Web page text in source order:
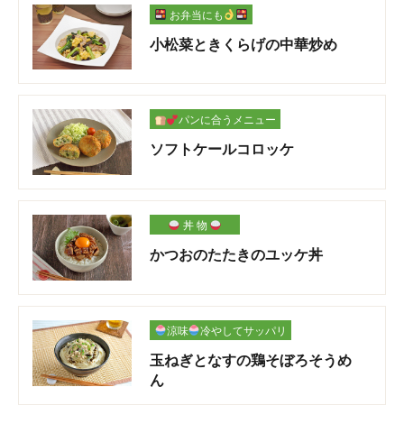
お弁当にも
小松菜ときくらげの中華炒め
パンに合うメニュー
ソフトケールコロッケ
丼 物
かつおのたたきのユッケ丼
涼味 冷やしてサッパリ
玉ねぎとなすの鶏そぼろそうめ
ん